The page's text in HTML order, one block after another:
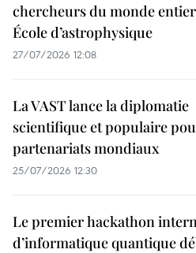
chercheurs du monde
École d’astrophysique
27/07/2026 12:08
La VAST lance la diplomatie
scientifique et populaire
partenariats mondiaux
25/07/2026 12:30
Le premier hackathon
d’informatique quantique